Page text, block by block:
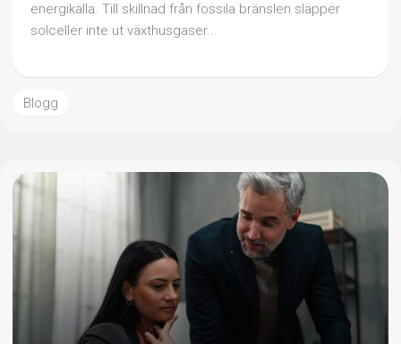
energikälla. Till skillnad från fossila bränslen släpper
solceller inte ut växthusgaser...
Blogg